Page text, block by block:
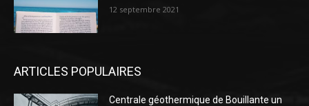
12 septembre 2021
ARTICLES POPULAIRES
Centrale géothermique de Bouillante un